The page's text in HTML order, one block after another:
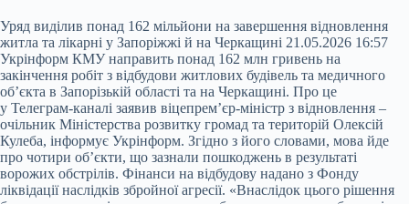
Уряд виділив понад 162 мільйони на завершення відновлення
житла та лікарні у Запоріжжі й на Черкащині 21.05.2026 16:57
Укрінформ КМУ направить понад 162 млн гривень на
закінчення робіт з відбудови житлових будівель та медичного
об’єкта в Запорізькій області та на Черкащині. Про це
у Телеграм-каналі заявив віцепрем’єр-міністр з відновлення –
очільник Міністерства розвитку громад та територій Олексій
Кулеба, інформує Укрінформ. Згідно з його словами, мова йде
про чотири об’єкти, що зазнали пошкоджень в результаті
ворожих обстрілів. Фінанси на відбудову надано з Фонду
ліквідації наслідків збройної агресії. «Внаслідок цього рішення